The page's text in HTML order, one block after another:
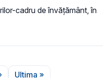
cadru de învățământ, în
Ultima »